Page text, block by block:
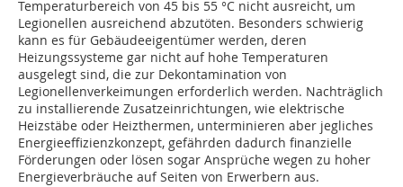
Temperaturbereich von 45 bis 55 °C nicht ausreicht, um
Legionellen ausreichend abzutöten. Besonders schwierig
kann es für Gebäudeeigentümer werden, deren
Heizungssysteme gar nicht auf hohe Temperaturen
ausgelegt sind, die zur Dekontamination von
Legionellenverkeimungen erforderlich werden. Nachträglich
zu installierende Zusatzeinrichtungen, wie elektrische
Heizstäbe oder Heizthermen, unterminieren aber jegliches
Energieeffizienzkonzept, gefährden dadurch finanzielle
Förderungen oder lösen sogar Ansprüche wegen zu hoher
Energieverbräuche auf Seiten von Erwerbern aus.